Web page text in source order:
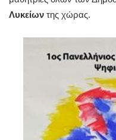
Λυκείων της χώρας.